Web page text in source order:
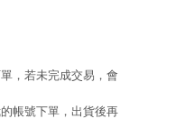
，若未完成交易，會
帳號下單，出貨後再